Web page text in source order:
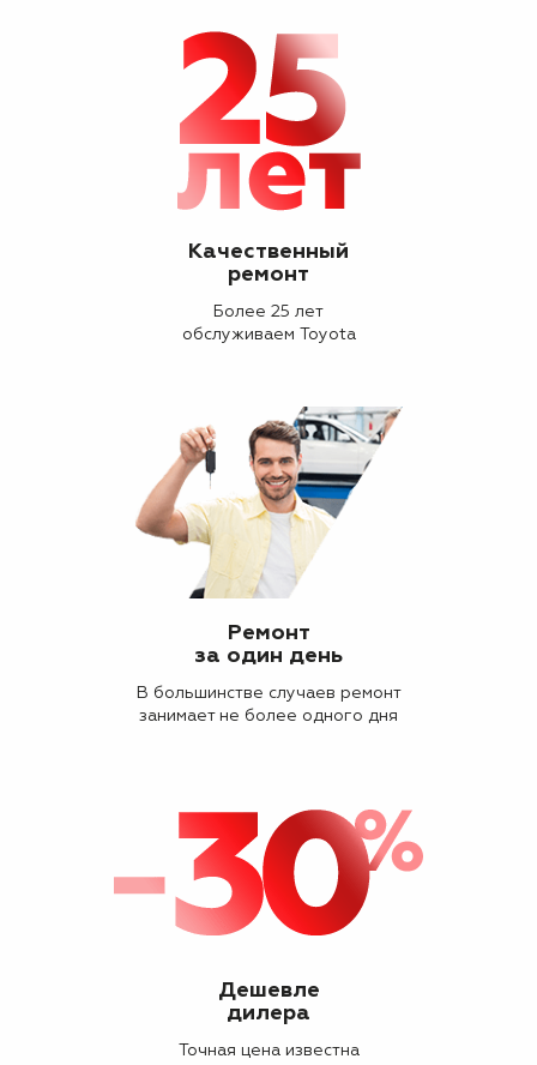
Качественный
ремонт
Более 25 лет
обслуживаем Toyota
Ремонт
за один день
В большинстве случаев ремонт
занимает не более одного дня
Дешевле
дилера
Точная цена известна